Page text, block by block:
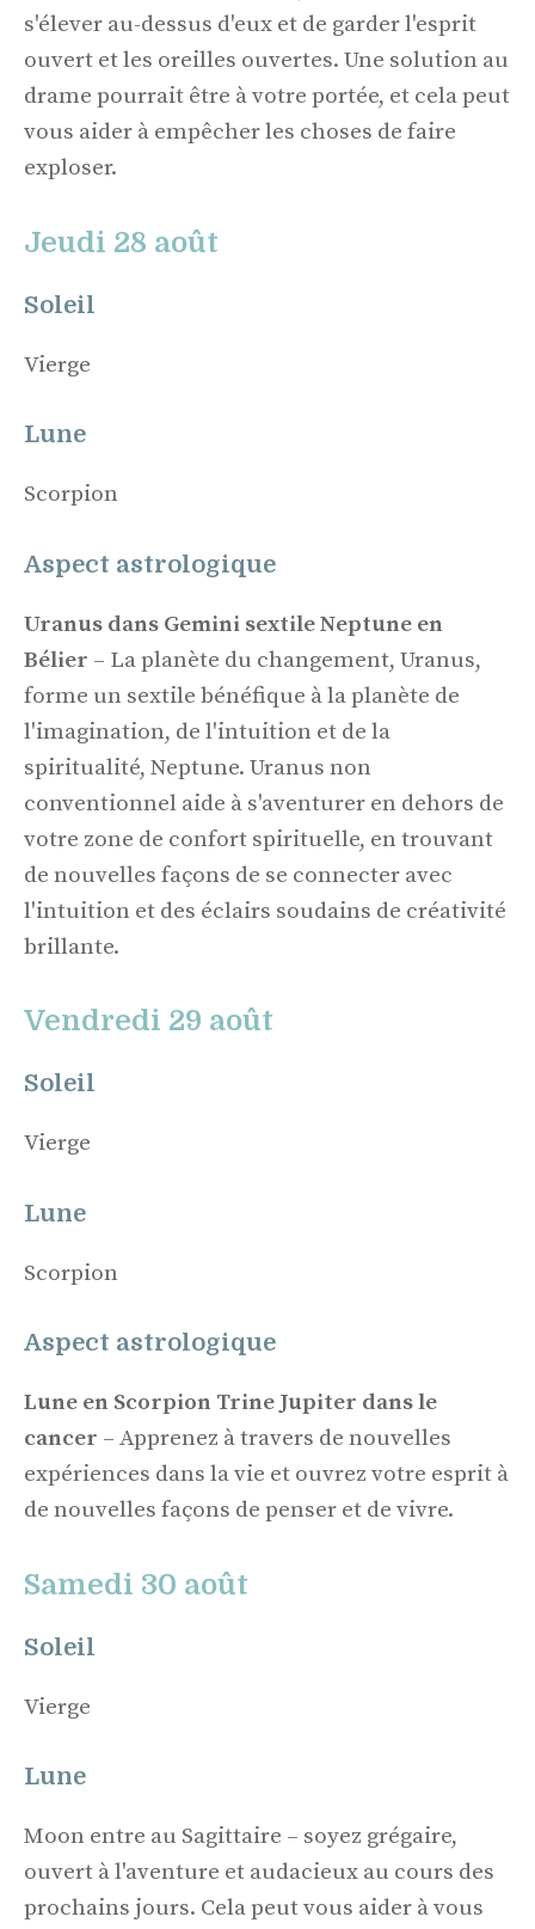
s'élever au-dessus d'eux et de garder l'esprit
ouvert et les oreilles ouvertes. Une solution au
drame pourrait être à votre portée, et cela peut
vous aider à empêcher les choses de faire
exploser.
Jeudi 28 août
Soleil
Vierge
Lune
Scorpion
Aspect astrologique
Uranus dans Gemini sextile Neptune en
Bélier – La planète du changement, Uranus,
forme un sextile bénéfique à la planète de
l'imagination, de l'intuition et de la
spiritualité, Neptune. Uranus non
conventionnel aide à s'aventurer en dehors de
votre zone de confort spirituelle, en trouvant
de nouvelles façons de se connecter avec
l'intuition et des éclairs soudains de créativité
brillante.
Vendredi 29 août
Soleil
Vierge
Lune
Scorpion
Aspect astrologique
Lune en Scorpion Trine Jupiter dans le
cancer – Apprenez à travers de nouvelles
expériences dans la vie et ouvrez votre esprit à
de nouvelles façons de penser et de vivre.
Samedi 30 août
Soleil
Vierge
Lune
Moon entre au Sagittaire – soyez grégaire,
ouvert à l'aventure et audacieux au cours des
prochains jours. Cela peut vous aider à vous